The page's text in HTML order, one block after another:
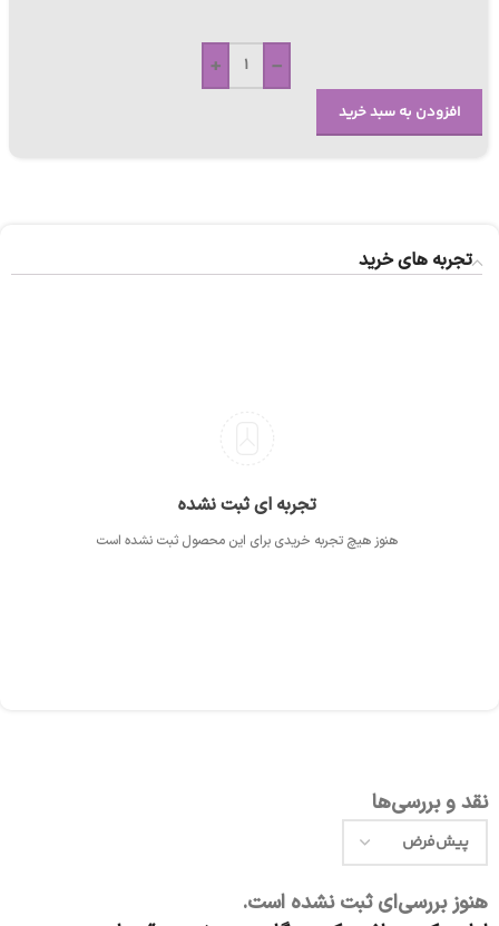
-
+
افزودن به سبد خرید
تجربه های خرید
تجربه ای ثبت نشده
هنوز هیچ تجربه خریدی برای این محصول ثبت نشده است
نقد و بررسی‌ها
هنوز بررسی‌ای ثبت نشده است.